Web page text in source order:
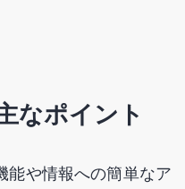
なポイント
能や情報への簡単なア